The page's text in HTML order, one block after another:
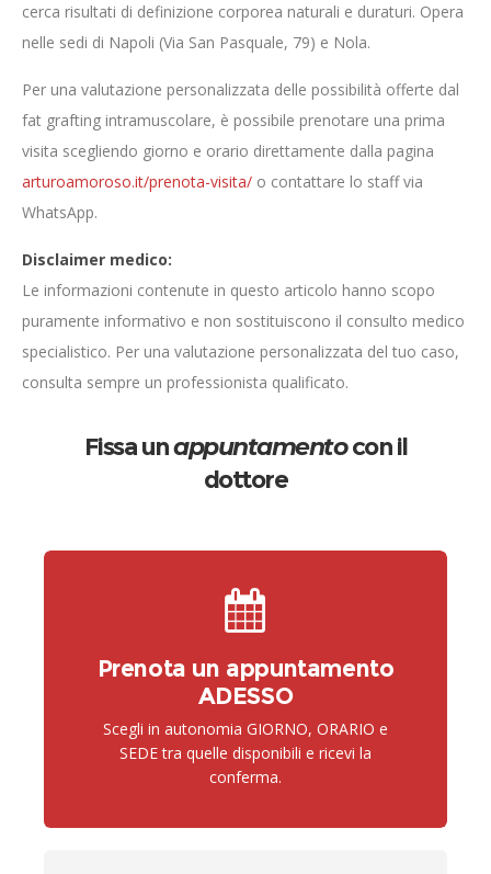
cerca risultati di definizione corporea naturali e duraturi. Opera
nelle sedi di Napoli (Via San Pasquale, 79) e Nola.
Per una valutazione personalizzata delle possibilità offerte dal
fat grafting intramuscolare, è possibile prenotare una prima
visita scegliendo giorno e orario direttamente dalla pagina
arturoamoroso.it/prenota-visita/ o contattare lo staff via
WhatsApp.
Disclaimer medico:
Le informazioni contenute in questo articolo hanno scopo
puramente informativo e non sostituiscono il consulto medico
specialistico. Per una valutazione personalizzata del tuo caso,
consulta sempre un professionista qualificato.
Fissa unappuntamentocon il
dottore
Prenota un appuntamento
ADESSO
Scegli in autonomia GIORNO, ORARIO e
SEDE tra quelle disponibili e ricevi la
conferma.